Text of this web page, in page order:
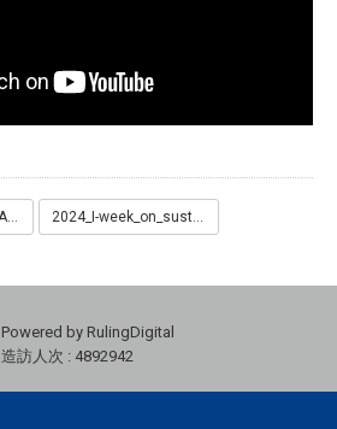
2023_University_of_Antwerp_InternationalWeek_Presenters_and_Abstracts.pdf 2024_I-week_on_sustainability_by_University_of_Antwerp-_Syllabus_-_Handout_for_international_students__Chengchi_.pdf
Powered by RulingDigital
造訪人次 : 4892942